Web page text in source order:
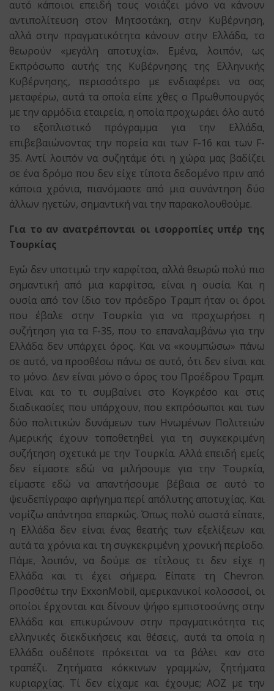
αυτό κάποιοι επειδή τους νοιάζει μόνο να κάνουν
αντιπολίτευση στον Μητσοτάκη, στην Κυβέρνηση,
αλλά στην πραγματικότητα κάνουν στην Ελλάδα, το
θεωρούν «μεγάλη αποτυχία». Εμένα, λοιπόν, ως
Εκπρόσωπο αυτής της Κυβέρνησης της Ελληνικής
Κυβέρνησης, περισσότερο με ενδιαφέρει να σας
μεταφέρω, αυτά τα οποία είπε χθες ο Πρωθυπουργός
με την αρμόδια εταιρεία, η οποία προχωράει όλο αυτό
το εξοπλιστικό πρόγραμμα για την Ελλάδα,
επιβεβαιώνοντας την πορεία και των F-16 και των F-
35. Αντί λοιπόν να συζητάμε ότι η χώρα μας βαδίζει
σε ένα δρόμο που δεν είχε τίποτα δεδομένο πριν από
κάποια χρόνια, πιανόμαστε από μια συνάντηση δύο
άλλων ηγετών, σημαντική ναι την παρακολουθούμε.
Για το αν ανατρέπονται οι ισορροπίες υπέρ της
Τουρκίας
Εγώ δεν υποτιμώ την καρφίτσα, αλλά θεωρώ πολύ πιο
σημαντική από μια καρφίτσα, είναι η ουσία. Και η
ουσία από τον ίδιο τον πρόεδρο Τραμπ ήταν οι όροι
που έβαλε στην Τουρκία για να προχωρήσει η
συζήτηση για τα F-35, που το επαναλαμβάνω για την
Ελλάδα δεν υπάρχει όρος. Και να «κουμπώσω» πάνω
σε αυτό, να προσθέσω πάνω σε αυτό, ότι δεν είναι και
το μόνο. Δεν είναι μόνο ο όρος του Προέδρου Τραμπ.
Είναι και το τι συμβαίνει στο Κογκρέσο και στις
διαδικασίες που υπάρχουν, που εκπρόσωποι και των
δύο πολιτικών δυνάμεων των Ηνωμένων Πολιτειών
Αμερικής έχουν τοποθετηθεί για τη συγκεκριμένη
συζήτηση σχετικά με την Τουρκία. Αλλά επειδή εμείς
δεν είμαστε εδώ να μιλήσουμε για την Τουρκία,
είμαστε εδώ να απαντήσουμε βέβαια σε αυτό το
ψευδεπίγραφο αφήγημα περί απόλυτης αποτυχίας. Και
νομίζω απάντησα επαρκώς. Όπως πολύ σωστά είπατε,
η Ελλάδα δεν είναι ένας θεατής των εξελίξεων και
αυτά τα χρόνια και τη συγκεκριμένη χρονική περίοδο.
Πάμε, λοιπόν, να δούμε σε τίτλους τι δεν είχε η
Ελλάδα και τι έχει σήμερα. Είπατε τη Chevron.
Προσθέτω την ExxonMobil, αμερικανικοί κολοσσοί, οι
οποίοι έρχονται και δίνουν ψήφο εμπιστοσύνης στην
Ελλάδα και επικυρώνουν στην πραγματικότητα τις
ελληνικές διεκδικήσεις και θέσεις, αυτά τα οποία η
Ελλάδα ουδέποτε πρόκειται να τα βάλει καν στο
τραπέζι. Ζητήματα κόκκινων γραμμών, ζητήματα
κυριαρχίας. Τί δεν είχαμε και έχουμε; ΑΟΖ με την